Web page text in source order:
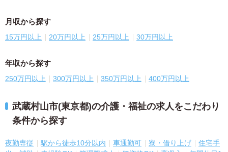
月収から探す
15万円以上 20万円以上 25万円以上 30万円以上
年収から探す
250万円以上 300万円以上 350万円以上 400万円以上
武蔵村山市(東京都)の介護・福祉の求人をこだわり
条件から探す
夜勤専従 駅から徒歩10分以内 車通勤可 寮・借り上げ
住宅手